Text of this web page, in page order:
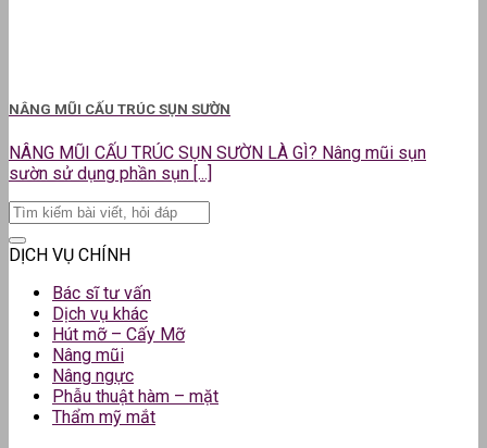
NÂNG MŨI CẤU TRÚC SỤN SƯỜN
NÂNG MŨI CẤU TRÚC SỤN SƯỜN LÀ GÌ? Nâng mũi sụn
sườn sử dụng phần sụn [...]
DỊCH VỤ CHÍNH
Bác sĩ tư vấn
Dịch vụ khác
Hút mỡ – Cấy Mỡ
Nâng mũi
Nâng ngực
Phẫu thuật hàm – mặt
Thẩm mỹ mắt